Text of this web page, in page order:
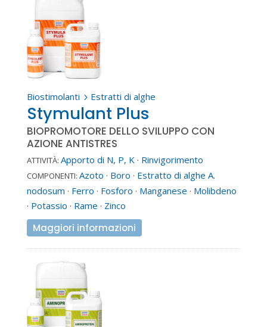
Biostimolanti 5 Estratti di alghe
Stymulant Plus
BIOPROMOTORE DELLO SVILUPPO CON
AZIONE ANTISTRES
ATTIVITÀ: Apporto di N, P, K· Rinvigorimento
COMPONENTI: Azoto · Boro · Estratto di alghe A.
nodosum · Ferro · Fosforo · Manganese · Molibdeno
· Potassio · Rame · Zinco
Maggiori informazioni